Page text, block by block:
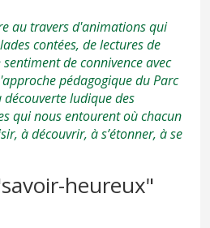
au travers d'animations qui
contées, de lectures de
de connivence avec
pédagogique du Parc
ludique des
qui nous entourent où chacun
à découvrir, à s’étonner, à se
heureux"